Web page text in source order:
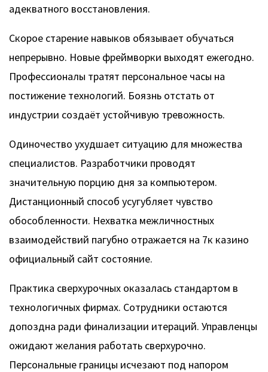
адекватного восстановления.
Скорое старение навыков обязывает обучаться
непрерывно. Новые фреймворки выходят ежегодно.
Профессионалы тратят персональное часы на
постижение технологий. Боязнь отстать от
индустрии создаёт устойчивую тревожность.
Одиночество ухудшает ситуацию для множества
специалистов. Разработчики проводят
значительную порцию дня за компьютером.
Дистанционный способ усугубляет чувство
обособленности. Нехватка межличностных
взаимодействий пагубно отражается на 7к казино
официальный сайт состояние.
Практика сверхурочных оказалась стандартом в
технологичных фирмах. Сотрудники остаются
допоздна ради финализации итераций. Управленцы
ожидают желания работать сверхурочно.
Персональные границы исчезают под напором